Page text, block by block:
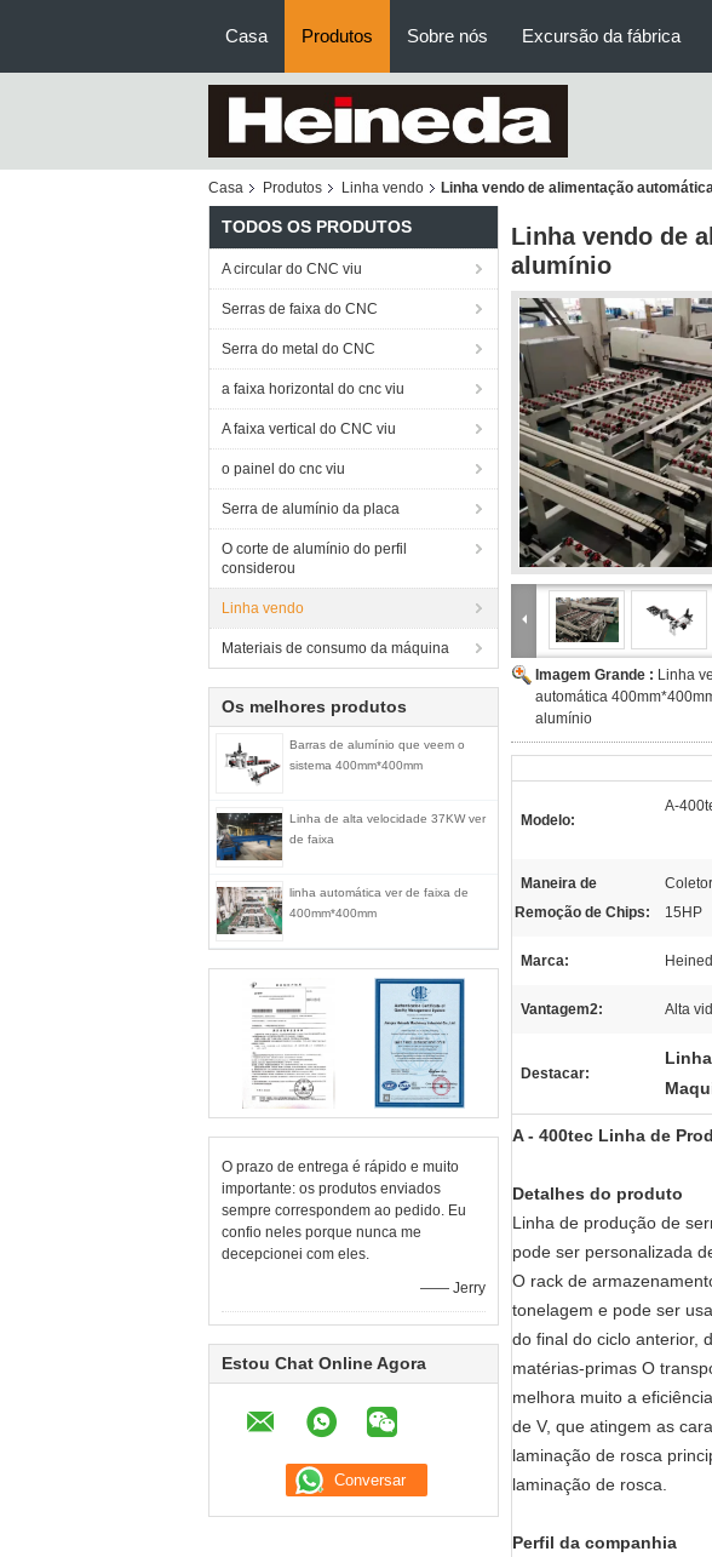
Casa Produtos Sobre nós Excursão da fábrica
Casa Produtos Linha vendo Linha vendo de alimentação
TODOS OS PRODUTOS
A circular do CNC viu
Serras de faixa do CNC
Serra do metal do CNC
a faixa horizontal do cnc viu
A faixa vertical do CNC viu
o painel do cnc viu
Serra de alumínio da placa
O corte de alumínio do perfil
considerou
Linha vendo
Materiais de consumo da máquina
Os melhores produtos
Barras de alumínio que veem o
sistema 400mm*400mm
Linha de alta velocidade 37KW ver
de faixa
linha automática ver de faixa de
400mm*400mm
O prazo de entrega é rápido e muito
importante: os produtos enviados
sempre correspondem ao pedido. Eu
confio neles porque nunca me
decepcionei com eles.
—— Jerry
Estou Chat Online Agora
Linha vendo de
alumínio
Imagem Grande : Linha
automática
alumínio
Modelo:
A-
Maneira de
Remoção de Chips:
15HP
Marca:
Vantagem2: Alta
Destacar:
A - 400tec Linha de
Detalhes do produto
Linha de produção de
pode ser personalizada
O rack de
tonelagem e pode ser
do final do ciclo anterior,
matérias-primas O
melhora muito a
de V, que atingem as
laminação de rosca
laminação de rosca.
Perfil da companhia